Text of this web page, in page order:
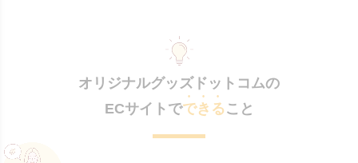
オリジナルグッズドットコムの
ECサイトでできること